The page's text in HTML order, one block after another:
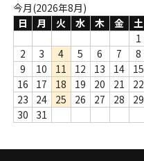
Webのみ no.2
Webのみ no.3
Webのみ no.4
売り切れ
今月(2026年8月)
日
月 火 水 木 金
土
1
2
3 4 5 6 7
8
9
10 11 12 13 14
15
16
17 18 19 20 21
22
23
24 25 26 27 28
29
30
31